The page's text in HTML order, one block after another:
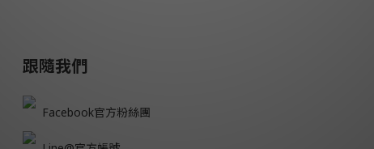
跟隨我們
Facebook官方粉絲團